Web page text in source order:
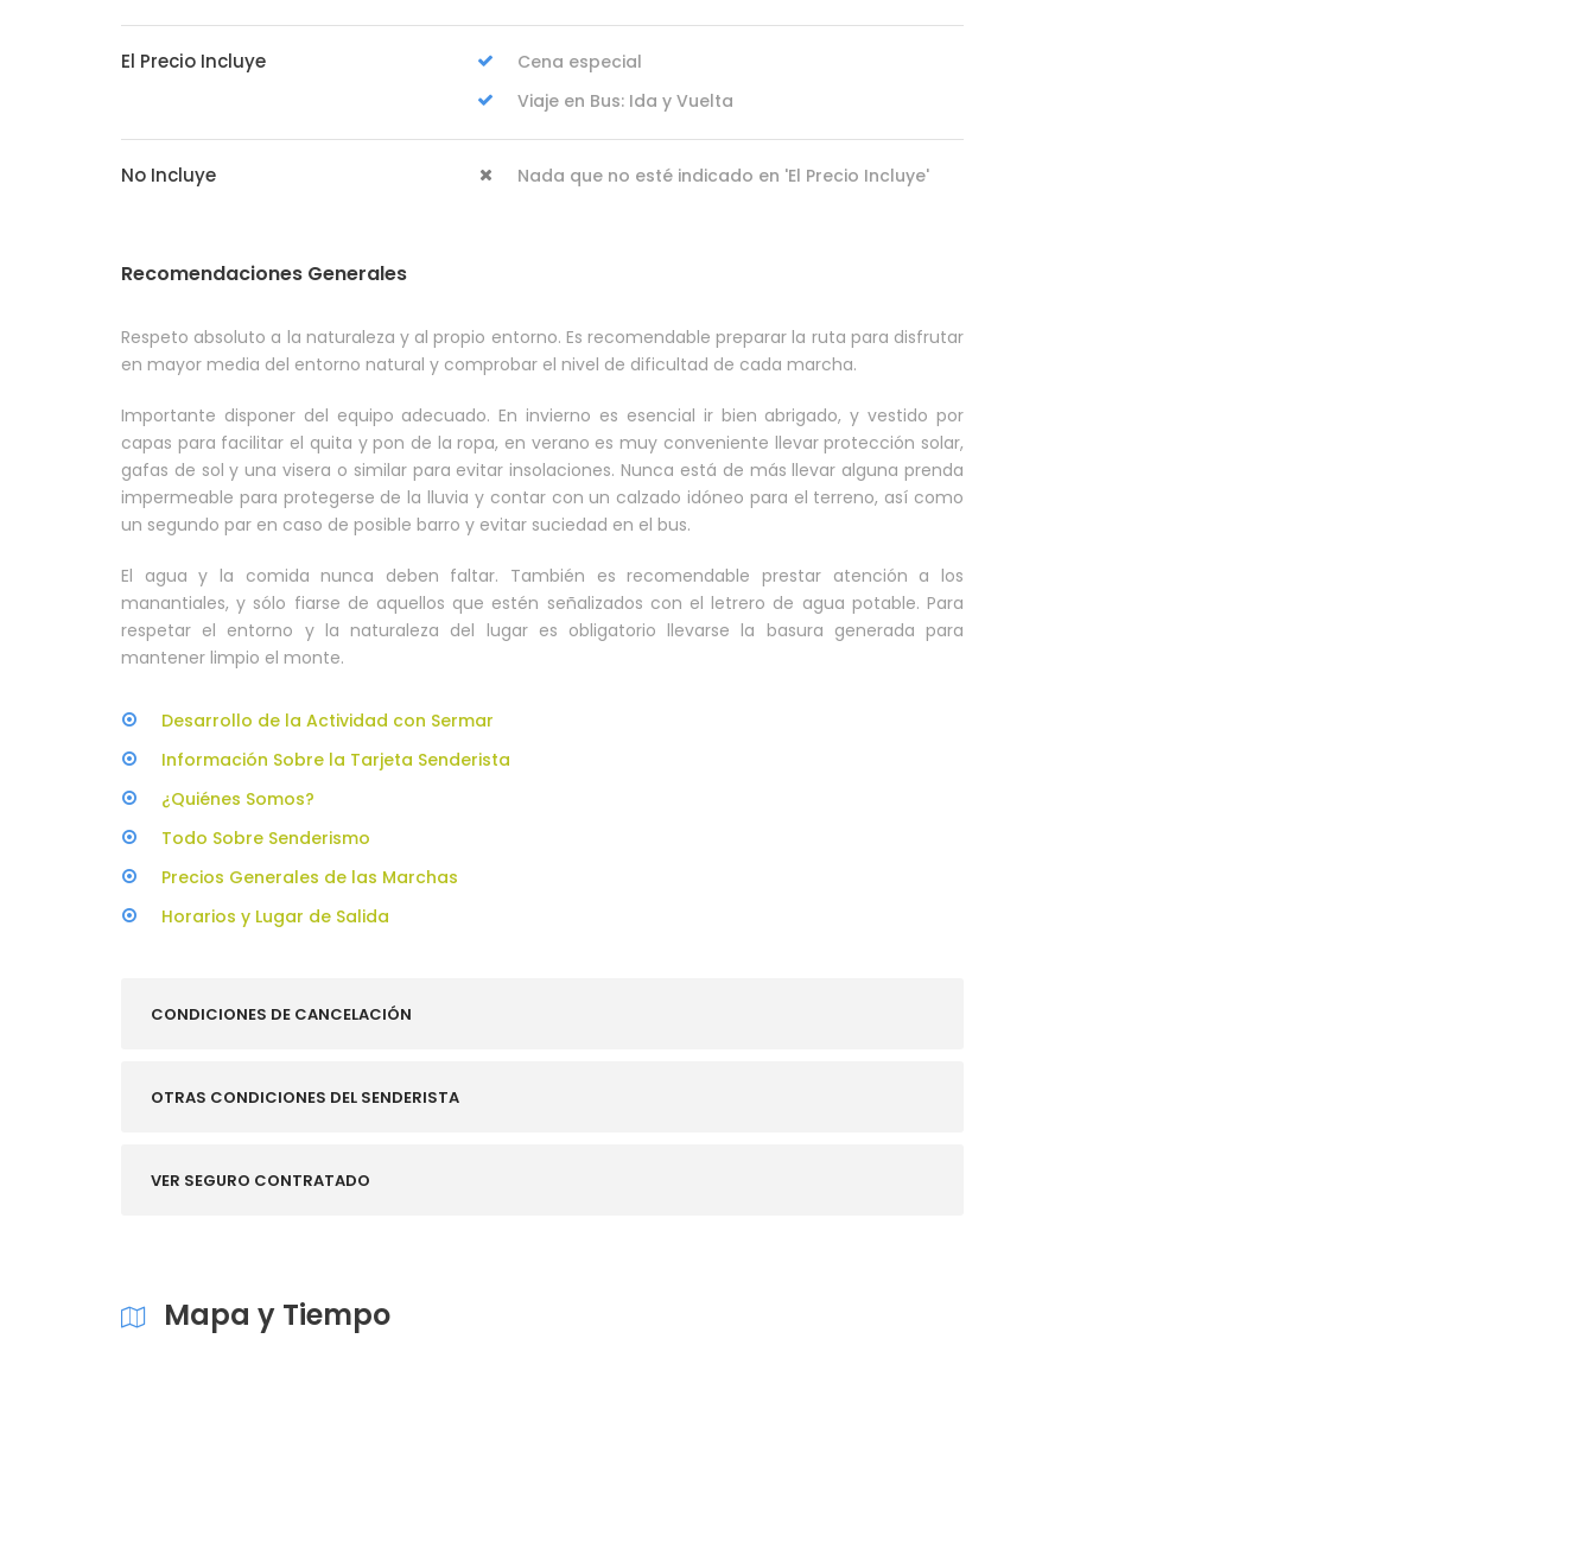
El Precio Incluye
Cena especial
Viaje en Bus: Ida y Vuelta
No Incluye Nada que no esté indicado en 'El Precio Incluye'
Recomendaciones Generales
Respeto absoluto a la naturaleza y al propio entorno. Es recomendable preparar la ruta para disfrutar
en mayor media del entorno natural y comprobar el nivel de dificultad de cada marcha.
Importante disponer del equipo adecuado. En invierno es esencial ir bien abrigado, y vestido por
capas para facilitar el quita y pon de la ropa, en verano es muy conveniente llevar protección solar,
gafas de sol y una visera o similar para evitar insolaciones. Nunca está de más llevar alguna prenda
impermeable para protegerse de la lluvia y contar con un calzado idóneo para el terreno, así como
un segundo par en caso de posible barro y evitar suciedad en el bus.
El agua y la comida nunca deben faltar. También es recomendable prestar atención a los
manantiales, y sólo fiarse de aquellos que estén señalizados con el letrero de agua potable. Para
respetar el entorno y la naturaleza del lugar es obligatorio llevarse la basura generada para
mantener limpio el monte.
Desarrollo de la Actividad con Sermar
Información Sobre la Tarjeta Senderista
¿Quiénes Somos?
Todo Sobre Senderismo
Precios Generales de las Marchas
Horarios y Lugar de Salida
CONDICIONES DE CANCELACIÓN
OTRAS CONDICIONES DEL SENDERISTA
VER SEGURO CONTRATADO
Mapa y Tiempo